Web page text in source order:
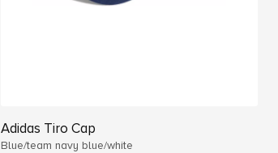
Adidas Tiro Cap
Blue/team navy blue/white